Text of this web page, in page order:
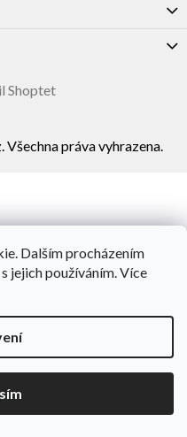
Dalším procházením
jejich používáním. Více
Shoptet
. Všechna práva vyhrazena.